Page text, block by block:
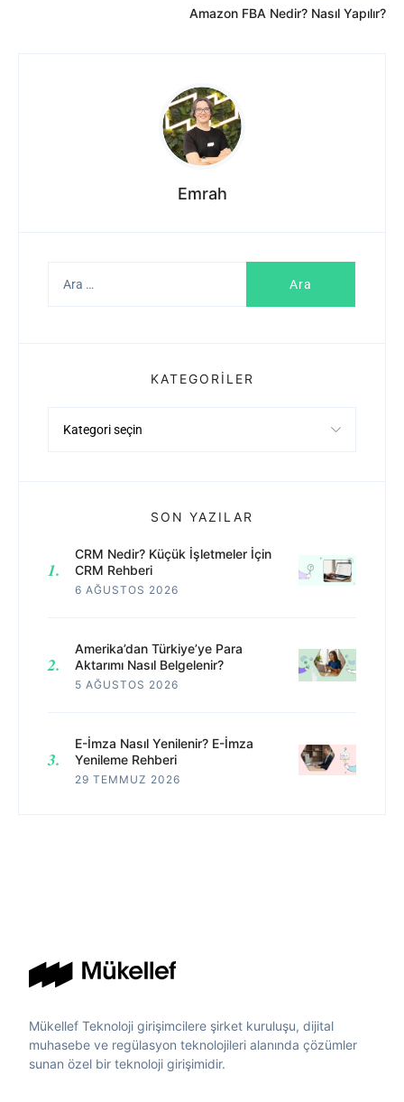
Sonraki
Amazon FBA Nedir? Nasıl Yapılır?
Emrah
KATEGORILER
SON YAZILAR
CRM Nedir? Küçük İşletmeler İçin
CRM Rehberi
6 AĞUSTOS 2026
Amerika’dan Türkiye’ye Para
Aktarımı Nasıl Belgelenir?
5 AĞUSTOS 2026
E-İmza Nasıl Yenilenir? E-İmza
Yenileme Rehberi
29 TEMMUZ 2026
Mükellef Teknoloji girişimcilere şirket kuruluşu, dijital
muhasebe ve regülasyon teknolojileri alanında çözümler
sunan özel bir teknoloji girişimidir.